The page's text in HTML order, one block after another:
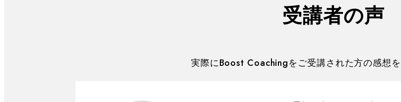
受講者の声
実際にBoost Coachingをご受講された方の感想を